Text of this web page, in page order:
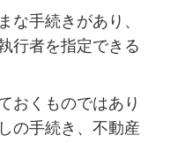
な手続きがあり、
行者を指定できる
おくものではあり
の手続き、不動産